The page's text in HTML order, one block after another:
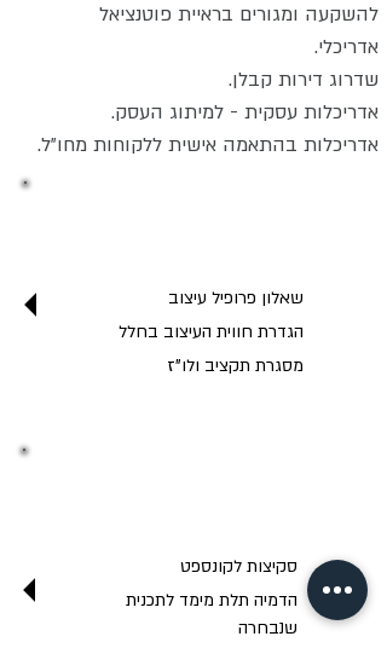
להשקעה ומגורים בראיית פוטנציאל
אדריכלי.
שדרוג דירות קבלן.
אדריכלות עסקית - למיתוג העסק.
אדריכלות בהתאמה אישית ללקוחות מחו"ל.
סקיצות לקונספט
הדמיה תלת מימד לתכנית
שנבחרה
שאלון פרופיל עיצוב
הגדרת חווית העיצוב בחלל
מסגרת תקציב ולו"ז